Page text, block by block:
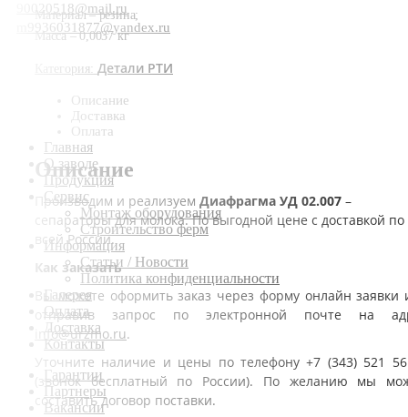
90020518@mail.ru
m9936031877@yandex.ru
Главная
О заводе
Продукция
Сервис
Монтаж оборудования
Строительство ферм
Информация
Статьи / Новости
Политика конфиденциальности
Галерея
Оплата
Доставка
Контакты
Гарантии
Партнеры
Вакансии
Материал – резина;
Масса – 0,0037 кг
Категория: Детали РТИ
Описание
Доставка
Оплата
Описание
Производим и реализуем Диафрагма УД 02.007 –
сепараторы для молока. По выгодной цене с доставкой по
всей России.
Как заказать
Вы можете оформить заказ через форму онлайн заявки
отправив запрос по электронной почте на
info@urzmo.ru.
Уточните наличие и цены по телефону +7 (343) 521
(звонок бесплатный по России). По желанию мы
составить договор поставки.